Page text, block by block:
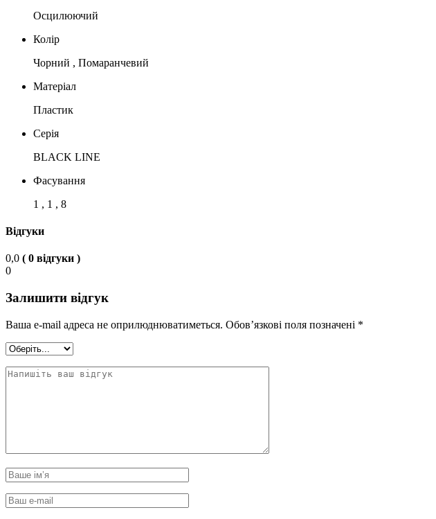
Осцилюючий
Колір
Чорний , Помаранчевий
Матеріал
Пластик
Серія
BLACK LINE
Фасування
1 , 1 , 8
Відгуки
0,0 ( 0 відгуки )
0
Залишити відгук
Ваша e-mail адреса не оприлюднюватиметься. Обов’язкові поля позначені *